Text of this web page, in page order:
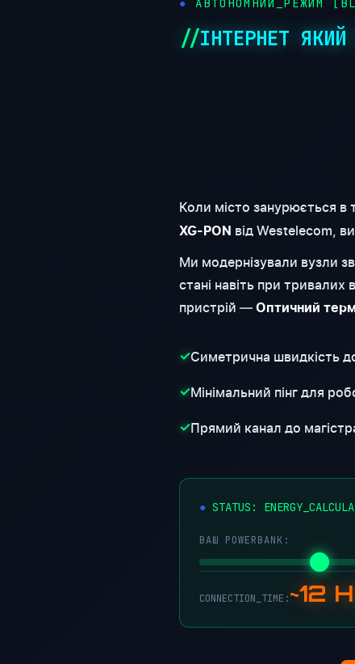
АВТОНОМНИЙ_РЕЖИМ
ІНТЕРНЕТ ЯКИЙ
Коли місто занурюється в
XG-PON від Westelecom,
Ми модернізували вузли
стані навіть при
пристрій — Оптичний
✓Симетрична швидкість
✓Мінімальний пінг для
✓Прямий канал до
STATUS:
ВАШ POWERBANK:
CONNECTION_TIME:~12